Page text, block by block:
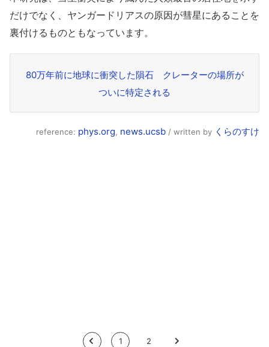
だけでなく、ヤンガードリアスの原因が彗星にあることを
裏付けるものともなっています。
80万年前に地球に衝突した隕石 クレーターの場所が
ついに特定される
reference: phys.org news.ucsb / written by くらのすけ
< 1 2 >